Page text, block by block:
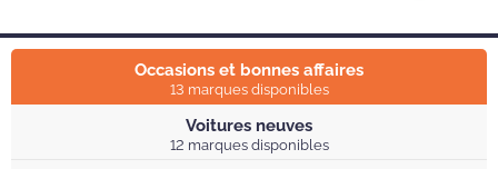
Occasions et bonnes affaires
13 marques disponibles
Voitures neuves
12 marques disponibles